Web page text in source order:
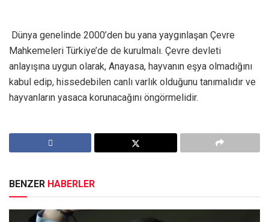
Dünya genelinde 2000’den bu yana yaygınlaşan Çevre
Mahkemeleri Türkiye’de de kurulmalı. Çevre devleti
anlayışına uygun olarak, Anayasa, hayvanın eşya olmadığını
kabul edip, hissedebilen canlı varlık olduğunu tanımalıdır ve
hayvanların yasaca korunacağını öngörmelidir.
BENZER HABERLER